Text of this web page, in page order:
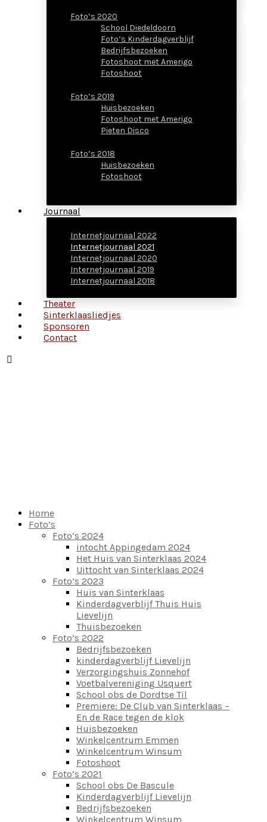
Foto’s 2020
School Diedeldoorn
Foto’s Kinderdagverblijf
Bedrijfsbezoeken
Fotoshoot met Amerigo
Fotoshoot
Foto’s 2019
Huisbezoeken
Fotoshoot met Amerigo
Pieten Disco
Foto’s 2018
Huisbezoeken
Fotoshoot
Journaal
Internetjournaal 2022
Internetjournaal 2021
Internetjournaal 2020
Internetjournaal 2019
Internetjournaal 2018
Theater
Sinterklaasliedjes
Sponsoren
Contact
Home
Foto’s
Foto’s 2024
intocht Appingedam 2024
Het Huis van Sinterklaas 2024
Uittocht van Sinterklaas 2024
Foto’s 2023
Huis van Sinterklaas
Kinderdagverblijf Thuis Huis
Lievelijn
Thuisbezoeken
Foto’s 2022
Bedrijfsbezoeken
kinderdagverblijf Lievelijn
Verzorgingshuis Zonnehof
Voetbalvereniging Usquert
School obs de Dordtse Til
Premiere: De Club van Sinterklaas –
En de Race tegen de klok
Huisbezoeken
Winkelcentrum Emmen
Winkelcentrum Winsum
Fotoshoot
Foto’s 2021
School obs De Bascule
Kinderdagverblijf Lievelijn
Bedrijfsbezoeken
Winkelcentrum Winsum